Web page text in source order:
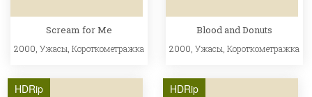
Scream for Me
2000, Ужасы Короткометражка
Blood and Donuts
2000,Ужасы ,Короткометражка
HDRip HDRip